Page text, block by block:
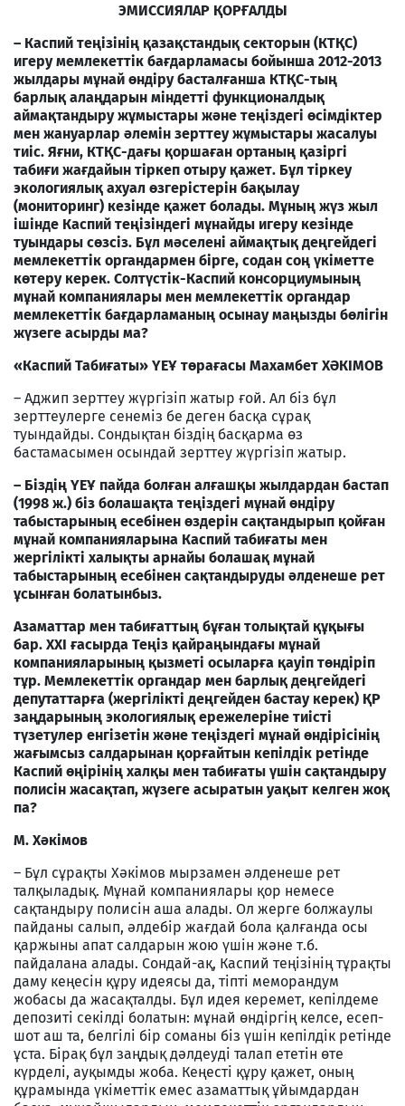
ЭМИССИЯЛАР ҚОРҒАЛДЫ
– Каспий теңізінің қазақстандық секторын (КТҚС)
игеру мемлекеттік бағдарламасы бойынша 2012-2013
жылдары мұнай өндіру басталғанша КТҚС-тың
барлық алаңдарын міндетті функционалдық
аймақтандыру жұмыстары және теңіздегі өсімдіктер
мен жануарлар әлемін зерттеу жұмыстары жасалуы
тиіс. Яғни, КТҚС-дағы қоршаған ортаның қазіргі
табиғи жағдайын тіркеп отыру қажет. Бұл тіркеу
экологиялық ахуал өзгерістерін бақылау
(мониторинг) кезінде қажет болады. Мұның жүз жыл
ішінде Каспий теңізіндегі мұнайды игеру кезінде
туындары сөзсіз. Бұл мәселені аймақтық деңгейдегі
мемлекеттік органдармен бірге, содан соң үкіметте
көтеру керек. Солтүстік-Каспий консорциумының
мұнай компаниялары мен мемлекеттік органдар
мемлекеттік бағдарламаның осынау маңызды бөлігін
жүзеге асырды ма?
«Каспий Табиғаты» ҮЕҰ төрағасы Махамбет ХӘКІМОВ
– Аджип зерттеу жүргізіп жатыр ғой. Ал біз бұл
зерттеулерге сенеміз бе деген басқа сұрақ
туындайды. Сондықтан біздің басқарма өз
бастамасымен осындай зерттеу жүргізіп жатыр.
– Біздің ҮЕҰ пайда болған алғашқы жылдардан бастап
(1998 ж.) біз болашақта теңіздегі мұнай өндіру
табыстарының есебінен өздерін сақтандырып қойған
мұнай компанияларына Каспий табиғаты мен
жергілікті халықты арнайы болашақ мұнай
табыстарының есебінен сақтандыруды әлденеше рет
ұсынған болатынбыз.
Азаматтар мен табиғаттың бұған толықтай құқығы
бар. ХХІ ғасырда Теңіз қайраңындағы мұнай
компанияларының қызметі осыларға қауіп төндіріп
тұр. Мемлекеттік органдар мен барлық деңгейдегі
депутаттарға (жергілікті деңгейден бастау керек) ҚР
заңдарының экологиялық ережелеріне тиісті
түзетулер енгізетін және теңіздегі мұнай өндірісінің
жағымсыз салдарынан қорғайтын кепілдік ретінде
Каспий өңірінің халқы мен табиғаты үшін сақтандыру
полисін жасақтап, жүзеге асыратын уақыт келген жоқ
па?
М. Хәкімов
– Бұл сұрақты Хәкімов мырзамен әлденеше рет
талқыладық. Мұнай компаниялары қор немесе
сақтандыру полисін аша алады. Ол жерге болжаулы
пайданы салып, әлдебір жағдай бола қалғанда осы
қаржыны апат салдарын жою үшін және т.б.
пайдалана алады. Сондай-ақ, Каспий теңізінің тұрақты
даму кеңесін құру идеясы да, тіпті меморандум
жобасы да жасақталды. Бұл идея керемет, кепілдеме
депозиті секілді болатын: мұнай өндіргің келсе, есеп-
шот аш та, белгілі бір соманы біз үшін кепілдік ретінде
ұста. Бірақ бұл заңдық дәлдеуді талап ететін өте
күрделі, ауқымды жоба. Кеңесті құру қажет, оның
құрамында үкіметтік емес азаматтық ұйымдардан